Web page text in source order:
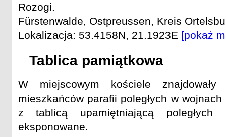
Rozogi.
Fürstenwalde, Ostpreussen, Kreis
Lokalizacja: 53.4158N, 21.1923E [pokaż
Tablica pamiątkowa
W miejscowym kościele
mieszkańców parafii poległych w
z tablicą upamiętniającą
eksponowane.